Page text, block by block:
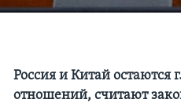
Россия и Китай
отношений, считают